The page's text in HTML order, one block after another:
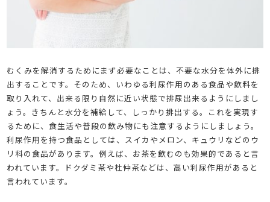
むくみを解消するためにまず必要なことは、不要な水分を体外に排
出することです。そのため、いわゆる利尿作用のある食品や飲料を
取り入れて、出来る限り自然に近い状態で排尿出来るようにしまし
ょう。きちんと水分を補給して、しっかり排出する。これを実現す
るために、食生活や普段の飲み物にも注意するようにしましょう。
利尿作用を持つ食品としては、スイカやメロン、キュウリなどのウ
リ科の食品があります。例えば、お茶を飲むのも効果的であると言
われています。ドクダミ茶や杜仲茶などは、高い利尿作用があると
言われています。